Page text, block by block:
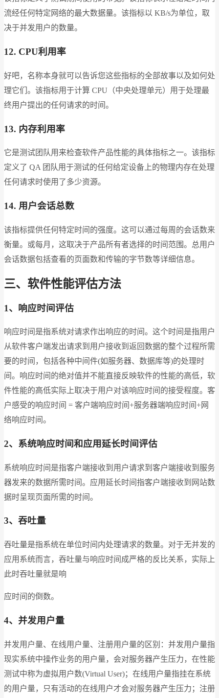
流经任何特定网络的最大数据量。该指标以 KB/s为单位，取
决于并发用户的数量。
12. CPU利用率
好吧，名称本身就可以告诉您这些指标的全部故事以及如何处
理它们。该指标用于计算 CPU（中央处理单元）用于处理最
终用户提出的任何请求的时间。
13. 内存利用率
它是测试团队用来检查软件产品性能的具体指标之一。该指标
定义了 QA 团队用于测试的任何给定设备上的物理内存在处理
任何请求时使用了多少资源。
14. 用户会话总数
该指标提供任何特定时间的强度。这可以通过每周的会话数来
衡量。或每月，这取决于产品所有者选择的时间范围。总用户
会话数据包括查看的页面数和传输的字节数等详细信息。
三、软件性能评估方法
1、响应时间评估
响应时间是指系统对请求作出响应的时间。这个时间是指用户
从软件客户端发出请求到用户接收到返回数据的整个过程所需
要的时间，包括各种中间件(如服务器、数据库等)的处理时
间。响应时间的绝对值并不能直接反映软件的性能的高低，软
件性能的高低实际上取决于用户对该响应时间的接受程度。客
户感受的响应时间 = 客户端响应时间+服务器端响应时间+网
络响应时间。
2、系统响应时间和应用延长时间评估
系统响应时间是指客户端接收到用户请求到客户端接收到服务
器发来的数据所需时间。应用延长时间指客户端接收到网站数
据时呈现页面所需的时间。
3、吞吐量
吞吐量是指系统在单位时间内处理请求的数量。对于无并发的
应用系统而言，吞吐量与响应时间成严格的反比关系，实际上
此时吞吐量就是响
应时间的倒数。
4、并发用户量
并发用户量、在线用户量、注册用户量的区别：并发用户量指
现实系统中操作业务的用户量，会对服务器产生压力，在性能
测试中称为虚拟用户数(Virtual User)；在线用户量指挂在系统
的用户量，只有活动的在线用户才会对服务器产生压力；注册